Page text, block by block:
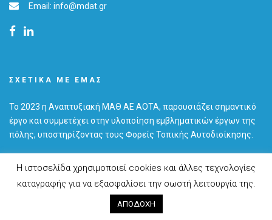
Email: info@mdat.gr
ΣΧΕΤΙΚΆ ΜΕ ΕΜΆΣ
Το 2023 η Αναπτυξιακή ΜΑΘ ΑΕ ΑΟΤΑ, παρουσιάζει σημαντικό
έργο και συμμετέχει στην υλοποίηση εμβληματικών έργων της
πόλης, υποστηρίζοντας τους Φορείς Τοπικής Αυτοδιοίκησης.
© 2019 Copyright MDAT S.A.
Η ιστοσελίδα χρησιμοποιεί cookies και άλλες τεχνολογίες
καταγραφής για να εξασφαλίσει την σωστή λειτουργία της.
ΑΠΟΔΟΧΗ